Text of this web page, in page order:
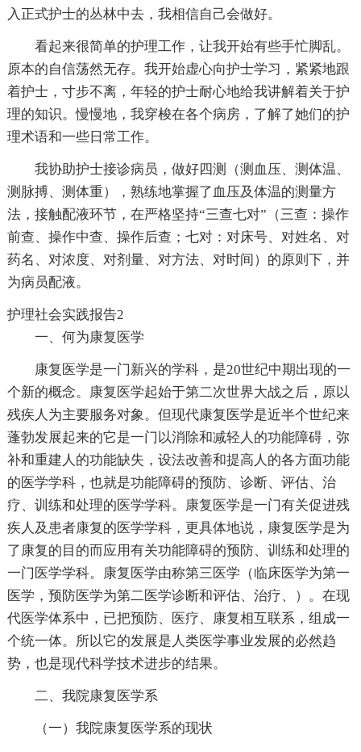
入正式护士的丛林中去，我相信自己会做好。
看起来很简单的护理工作，让我开始有些手忙脚乱。
原本的自信荡然无存。我开始虚心向护士学习，紧紧地跟
着护士，寸步不离，年轻的护士耐心地给我讲解着关于护
理的知识。慢慢地，我穿梭在各个病房，了解了她们的护
理术语和一些日常工作。
我协助护士接诊病员，做好四测（测血压、测体温、
测脉搏、测体重），熟练地掌握了血压及体温的测量方
法，接触配液环节，在严格坚持“三查七对”（三查：操作
前查、操作中查、操作后查；七对：对床号、对姓名、对
药名、对浓度、对剂量、对方法、对时间）的原则下，并
为病员配液。
护理社会实践报告2
一、何为康复医学
康复医学是一门新兴的学科，是20世纪中期出现的一
个新的概念。康复医学起始于第二次世界大战之后，原以
残疾人为主要服务对象。但现代康复医学是近半个世纪来
蓬勃发展起来的它是一门以消除和减轻人的功能障碍，弥
补和重建人的功能缺失，设法改善和提高人的各方面功能
的医学学科，也就是功能障碍的预防、诊断、评估、治
疗、训练和处理的医学学科。康复医学是一门有关促进残
疾人及患者康复的医学学科，更具体地说，康复医学是为
了康复的目的而应用有关功能障碍的预防、训练和处理的
一门医学学科。康复医学由称第三医学（临床医学为第一
医学，预防医学为第二医学诊断和评估、治疗、）。在现
代医学体系中，已把预防、医疗、康复相互联系，组成一
个统一体。所以它的发展是人类医学事业发展的必然趋
势，也是现代科学技术进步的结果。
二、我院康复医学系
（一）我院康复医学系的现状